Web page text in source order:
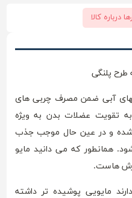
درباره کالا
طرح پلنگی
آبی ضمن مصرف چربی های
تقویت عضلات بدن به ویژه
و در عین حال موجب جذب
همانطور که می دانید مایو
هاست.
مایویی پوشیده تر داشته